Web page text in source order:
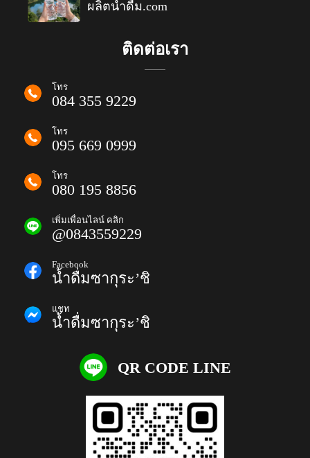
ผลิตน้ำดื่ม.com
ติดต่อเรา
โทร
084 355 9229
โทร
095 669 0999
โทร
080 195 8856
เพิ่มเพื่อนไลน์ คลิก
@0843559229
Facebook
น้ำดื่มซากุระ’ชิ
แชท
น้ำดื่มซากุระ’ชิ
QR CODE LINE